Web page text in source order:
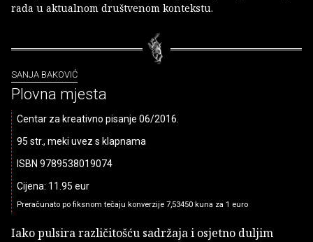
rada u aktualnom društvenom kontekstu.
SANJA BAKOVIĆ
Plovna mjesta
Centar za kreativno pisanje 06/2016.
95 str., meki uvez s klapnama
ISBN 9789538019074
Cijena: 11.95 eur
Preračunato po fiksnom tečaju konverzije 7,53450 kuna za 1 euro
Iako pulsira različitošću sadržaja i osjetno duljim